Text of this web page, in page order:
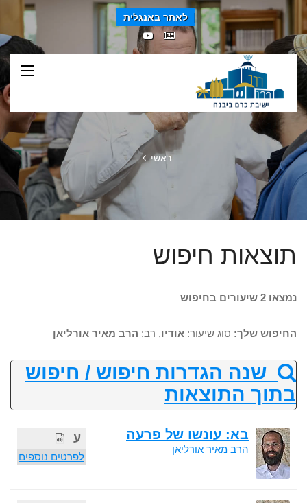
לאתר באנגלית
ראשי
תוצאות חיפוש
נמצאו 2 שיעורים בחיפוש
החיפוש שלך: סוג שיעור: אודיו, רב: הרב מאיר אורליאן
שנה הגדרות חיפוש / חיפוש
בתוך התוצאות
ע
לפרטים נוספים
בא: עונשו של פרעה
הרב מאיר אורליאן